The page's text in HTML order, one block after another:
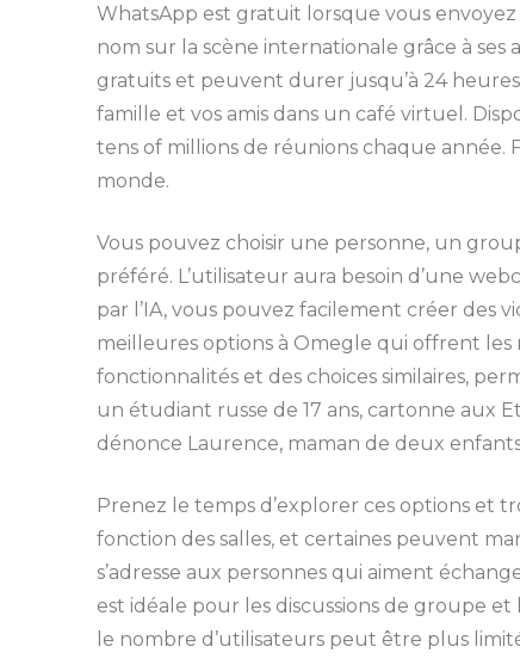
WhatsApp est gratuit lorsque vous envoyez
nom sur la scène internationale grâce à ses
gratuits et peuvent durer jusqu’à 24
famille et vos amis dans un café virtuel.
tens of millions de réunions chaque année.
monde.
Vous pouvez choisir une personne, un
préféré. L’utilisateur aura besoin d’une
par l’IA, vous pouvez facilement créer des
meilleures options à Omegle qui offrent
fonctionnalités et des choices similaires,
un étudiant russe de 17 ans, cartonne aux
dénonce Laurence, maman de deux
Prenez le temps d’explorer ces options et
fonction des salles, et certaines peuvent
s’adresse aux personnes qui aiment
est idéale pour les discussions de groupe
le nombre d’utilisateurs peut être plus